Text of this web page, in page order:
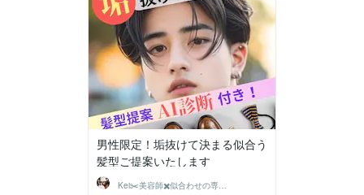
男性限定！垢抜けて決まる似合う
髪型ご提案いたします
Kei✂️美容師✖️似合わせの専門家